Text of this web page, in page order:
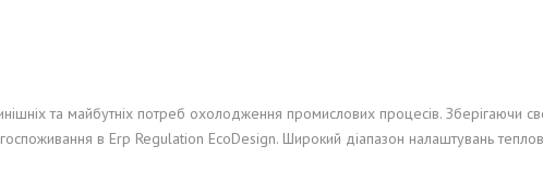
GMBH
та майбутніх потреб охолодження промислових процесів. Зберігаючи
в Erp Regulation EcoDesign. Широкий діапазон налаштувань